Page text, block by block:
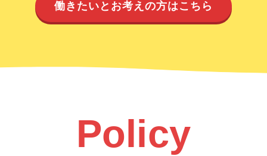
働きたいとお考えの方はこちら
Policy